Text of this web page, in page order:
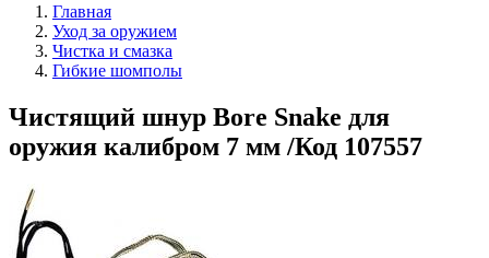
Главная
Уход за оружием
Чистка и смазка
Гибкие шомполы
Чистящий шнур Bore Snake для
оружия калибром 7 мм /Код 107557